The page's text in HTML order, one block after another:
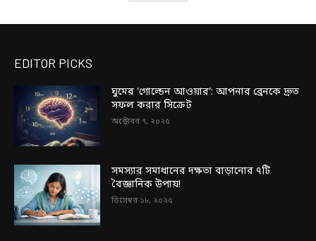
EDITOR PICKS
ঘুমের ‘গোল্ডেন আওয়ার’: আপনার ব্রেনকে দ্রুত
সফল করার সিক্রেট
অক্টোবর ৭, ২০২৫
সমস্যার সমাধানের দক্ষতা বাড়ানোর ৭টি
বৈজ্ঞানিক উপায়!
ডিসেম্বর ১৮, ২০২৫